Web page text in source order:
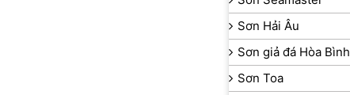
Sơn Hải Âu
Sơn giả đá Hòa Bình
Sơn Toa